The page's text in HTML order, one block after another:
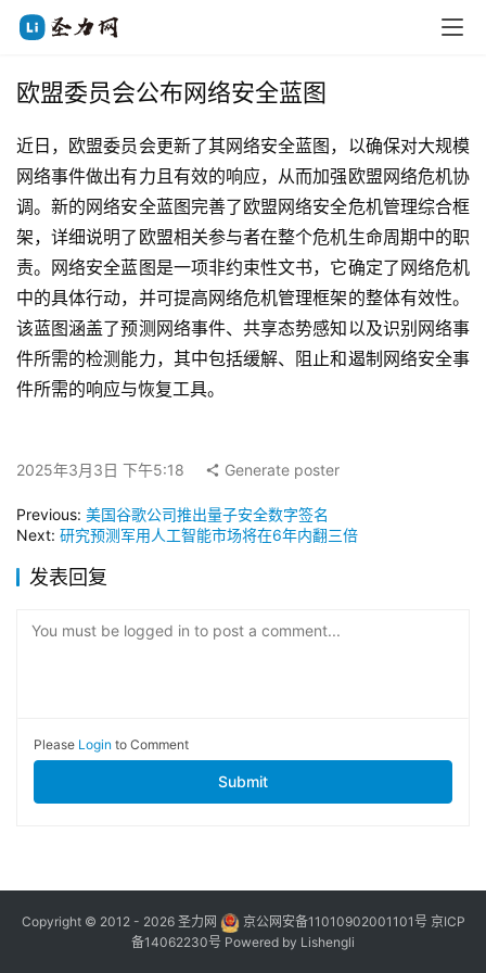
欧盟委员会公布网络安全蓝图
近日，欧盟委员会更新了其网络安全蓝图，以确保对大规模
网络事件做出有力且有效的响应，从而加强欧盟网络危机协
调。新的网络安全蓝图完善了欧盟网络安全危机管理综合框
架，详细说明了欧盟相关参与者在整个危机生命周期中的职
责。网络安全蓝图是一项非约束性文书，它确定了网络危机
中的具体行动，并可提高网络危机管理框架的整体有效性。
该蓝图涵盖了预测网络事件、共享态势感知以及识别网络事
件所需的检测能力，其中包括缓解、阻止和遏制网络安全事
件所需的响应与恢复工具。
2025年3月3日 下午5:18 Generate poster
Previous: 美国谷歌公司推出量子安全数字签名
Next: 研究预测军用人工智能市场将在6年内翻三倍
发表回复
You must be logged in to post a comment...
Please Login to Comment
Submit
Copyright © 2012 - 2026 圣力网 京公网安备11010902001101号 京ICP
备14062230号 Powered by Lishengli